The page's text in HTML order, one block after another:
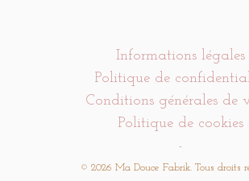
Informations légales
Politique de
Conditions générales de
Politique de cookies
-
© 2026 Ma Douce Fabrik. Tous droits